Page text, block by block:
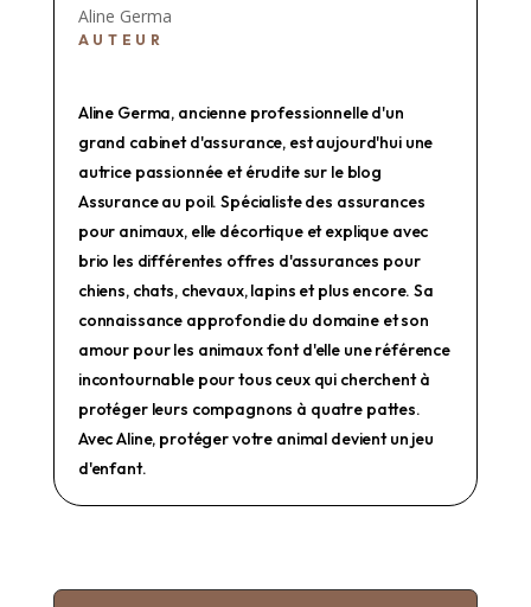
Aline Germa
AUTEUR
Aline Germa, ancienne professionnelle d'un
grand cabinet d'assurance, est aujourd'hui une
autrice passionnée et érudite sur le blog
Assurance au poil. Spécialiste des assurances
pour animaux, elle décortique et explique avec
brio les différentes offres d'assurances pour
chiens, chats, chevaux, lapins et plus encore. Sa
connaissance approfondie du domaine et son
amour pour les animaux font d'elle une référence
incontournable pour tous ceux qui cherchent à
protéger leurs compagnons à quatre pattes.
Avec Aline, protéger votre animal devient un jeu
d'enfant.